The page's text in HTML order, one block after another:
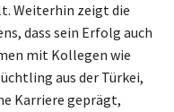
Weiterhin zeigt die
dass sein Erfolg auch
mit Kollegen wie
aus der Türkei,
Karriere geprägt,